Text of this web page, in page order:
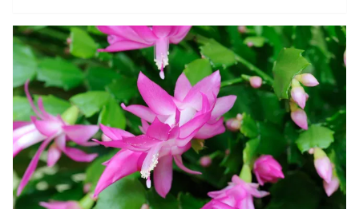
Państwowe wydały poradnik, w którym tłumaczą
zasady mądrego karmienia ptaków podczas zimy.